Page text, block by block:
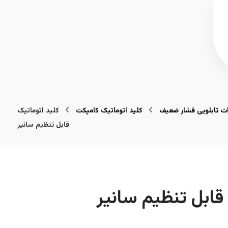
تابلویی فشار ضعیف کلید اتوماتیک کامپکت
کلید اتوماتیک
قابل تنظیم سانیر
تنظیم سانیر